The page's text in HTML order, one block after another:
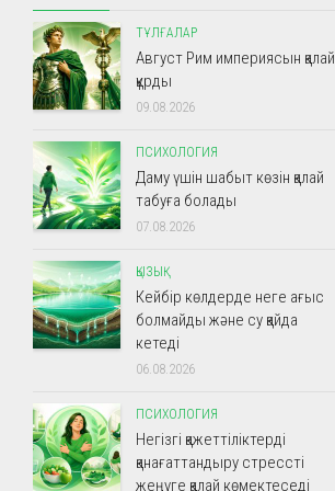
ТҰЛҒАЛАР
Август Рим империясын қалай
құрды
09.08.2026
ПСИХОЛОГИЯ
Даму үшін шабыт көзін қалай
табуға болады
07.08.2026
ҚЫЗЫҚ
Кейбір көлдерде неге ағыс
болмайды және су қайда
кетеді
06.08.2026
ПСИХОЛОГИЯ
Негізгі қажеттіліктерді
қанағаттандыру стрессті
жеңуге қалай көмектеседі